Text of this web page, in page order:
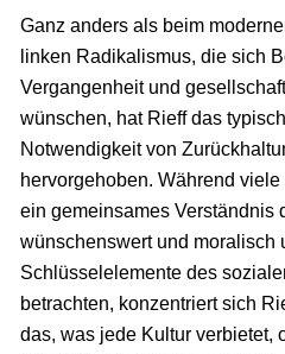
Ganz anders als beim
linken Radikalismus, die sich
Vergangenheit und
wünschen, hat Rieff das
Notwendigkeit von
hervorgehoben. Während
ein gemeinsames Verständnis
wünschenswert und moralisch
Schlüsselelemente des
betrachten, konzentriert sich
das, was jede Kultur verbietet,